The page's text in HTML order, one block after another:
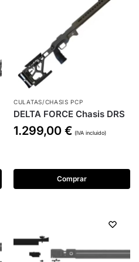
CULATAS/CHASIS PCP
DELTA FORCE Chasis DRS
1.299,00 € (IVA incluido)
Comprar